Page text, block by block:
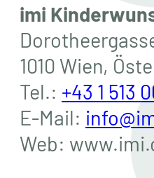
imi
1010 Wien,
Tel.: +43 1 513
E-Mail:
Web: